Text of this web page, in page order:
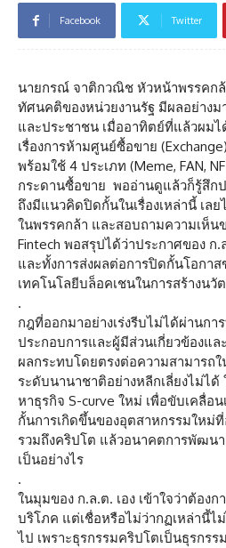
Facebook Twitter
นายกรณ์ จาติกวณิช หัวหน้าพรรคก
ทัศนคติของหน่วยงานรัฐ มีผลอย่างม
และประชาชน เมื่ออาทิตย์ที่แล้วผมไ
เรื่องการห้ามศูนย์ซื้อขาย
พร้อมใช้ 4 ประเภท (Meme, FAN,
กระดานซื้อขาย พออ่านดูแล้วก็รู้สึก
ถึงมีแนวคิดปิดกั้นในเรื่องเหล่านี้ เล
ในพรรคกล้า และสอบถามความเห็น
Fintech พอสรุปได้ว่าประกาศของ ก
และทั้งการส่งผลต่อการปิดกั้นโอกา
เทคโนโลยีบล็อคเชนในการสร้างนวั
.
กฎที่ออกมาอย่างเร่งรีบไม่ได้ผ่านก
ประกอบการและผู้มีส่วนเกี่ยวข้องแ
ผลกระทบโดยตรงต่อความสามารถ
ระดับนานาชาติอย่างหลีกเลี่ยงไม่ไ
หาธุรกิจ S-curve ใหม่ เพื่อขับเคลื่อ
กั้นการเกิดขึ้นของอุตสาหกรรมใหม่
รวมถึงคริปโต แล้วอนาคตการพัฒนา
เป็นอย่างไร
.
ในมุมของ ก.ล.ต. เอง เข้าใจว่าต้องก
บริโภค แต่เชื่อหรือไม่ว่ากฏเหล่านี้ไ
ไป เพราะธุรกรรมคริปโตเป็นธุรกร